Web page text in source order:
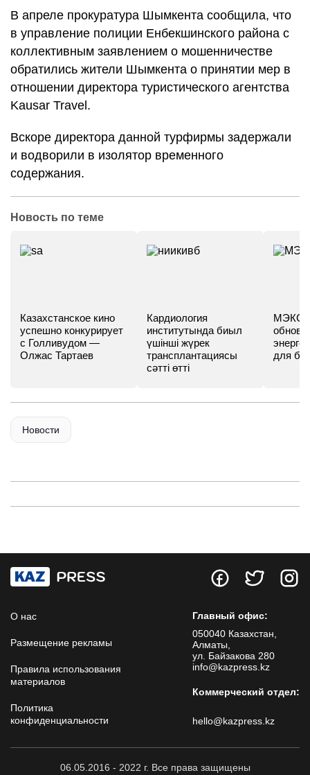
В апреле прокуратура Шымкента сообщила, что
в управление полиции Енбекшинского района с
коллективным заявлением о мошенничестве
обратились жители Шымкента о принятии мер в
отношении директора туристического агентства
Kausar Travel.
Вскоре директора данной турфирмы задержали
и водворили в изолятор временного
содержания.
Новость по теме
Казахстанское кино
успешно конкурирует
с Голливудом —
Олжас Тартаев
Кардиология
институтында биыл
үшінші жүрек
трансплантациясы
сәтті өтті
МЭКС -
для
Новости
О нас
Размещение рекламы
Правила использования
материалов
Политика
конфиденциальности
Главный офис:
050040 Казахстан,
Алматы,
ул. Байзакова 280
info@kazpress.kz
Коммерческий отдел:
hello@kazpress.kz
06.05.2016 - 2022 г. Все права защищены